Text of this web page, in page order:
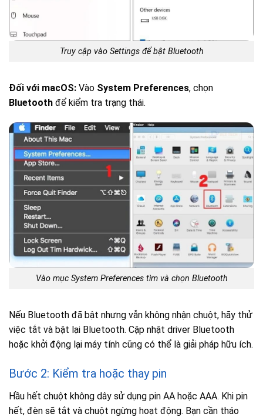
Truy cập vào Settings để bật Bluetooth
Đối với macOS: Vào System Preferences, chọn
Bluetooth để kiểm tra trạng thái.
Vào mục System Preferences tìm và chọn Bluetooth
Nếu Bluetooth đã bật nhưng vẫn không nhận chuột, hãy thử
việc tắt và bật lại Bluetooth. Cập nhật driver Bluetooth
hoặc khởi động lại máy tính cũng có thể là giải pháp hữu ích.
Bước 2: Kiểm tra hoặc thay pin
Hầu hết chuột không dây sử dụng pin AA hoặc AAA. Khi pin
hết, đèn sẽ tắt và chuột ngừng hoạt động. Bạn cần tháo